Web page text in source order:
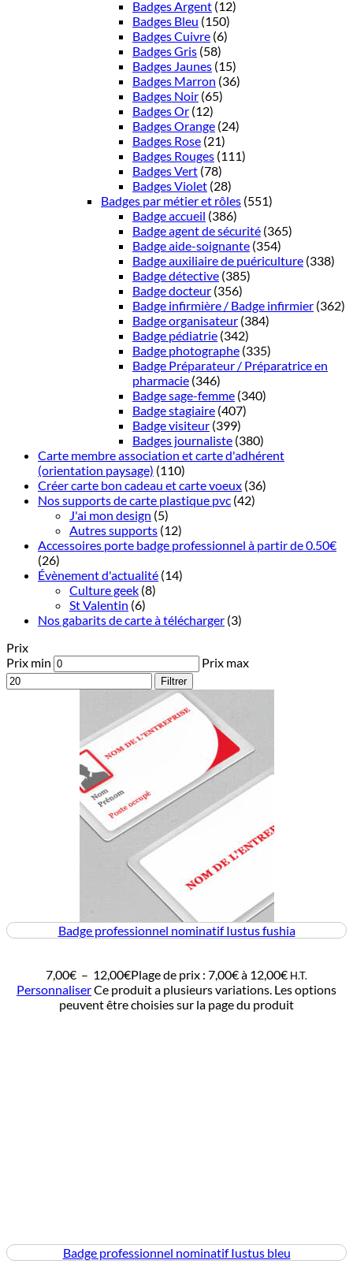
Badges Argent (12)
Badges Bleu (150)
Badges Cuivre (6)
Badges Gris (58)
Badges Jaunes (15)
Badges Marron (36)
Badges Noir (65)
Badges Or (12)
Badges Orange (24)
Badges Rose (21)
Badges Rouges (111)
Badges Vert (78)
Badges Violet (28)
Badges par métier et rôles (551)
Badge accueil (386)
Badge agent de sécurité (365)
Badge aide-soignante (354)
Badge auxiliaire de puériculture (338)
Badge détective (385)
Badge docteur (356)
Badge infirmière / Badge infirmier (362)
Badge organisateur (384)
Badge pédiatrie (342)
Badge photographe (335)
Badge Préparateur / Préparatrice en
pharmacie (346)
Badge sage-femme (340)
Badge stagiaire (407)
Badge visiteur (399)
Badges journaliste (380)
Carte membre association et carte d'adhérent
(orientation paysage) (110)
Créer carte bon cadeau et carte voeux (36)
Nos supports de carte plastique pvc (42)
J'ai mon design (5)
Autres supports (12)
Accessoires porte badge professionnel à partir de 0.50€
(26)
Évènement d'actualité (14)
Culture geek (8)
St Valentin (6)
Nos gabarits de carte à télécharger (3)
Prix
Prix min
Prix max
Filtrer
Badge professionnel nominatif Iustus fushia
7,00€ – 12,00€Plage de prix : 7,00€ à 12,00€ H.T.
PersonnaliserCe produit a plusieurs variations. Les options
peuvent être choisies sur la page du produit
Badge professionnel nominatif Iustus bleu